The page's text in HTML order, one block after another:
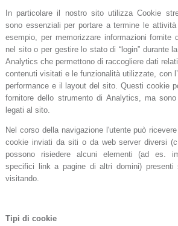
In particolare il nostro sito utilizza Cookie
sono essenziali per portare a termine le attività
esempio, per memorizzare informazioni fornite
nel sito o per gestire lo stato di “login” durante
Analytics che permettono di raccogliere dati
contenuti visitati e le funzionalità utilizzate, con
performance e il layout del sito. Questi cookie
fornitore dello strumento di Analytics, ma
legati al sito.
Nel corso della navigazione l'utente può
cookie inviati da siti o da web server diversi
possono risiedere alcuni elementi (ad es.
specifici link a pagine di altri domini)
visitando.
Tipi di cookie